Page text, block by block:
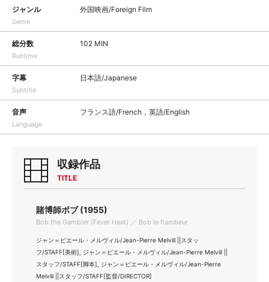
ジャンル
Genre
外国映画/Foreign Film
総分数
Runtime
102 MIN
字幕
Subtitle
日本語/Japanese
音声
Language
フランス語/French，英語/English
収録作品
TITLE
賭博師ボブ (1955)
Bob the Gambler (Fever Heat) ／ Bob le flambeur
ジャン＝ピエール・メルヴィル/Jean-Pierre Melvill ||スタッ
フ/STAFF[美術], ジャン＝ピエール・メルヴィル/Jean-Pierre Melvill ||
スタッフ/STAFF[脚本], ジャン＝ピエール・メルヴィル/Jean-Pierre
Melvill ||スタッフ/STAFF[監督/DIRECTOR]